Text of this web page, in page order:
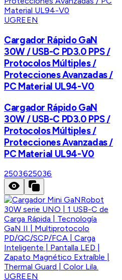
UGREEN
Cargador Rápido GaN
30W / USB-C PD3.0 PPS /
Protocolos Múltiples /
Protecciones Avanzadas /
PC Material UL94-V0
Cargador Rápido GaN
30W / USB-C PD3.0 PPS /
Protocolos Múltiples /
Protecciones Avanzadas /
PC Material UL94-V0
2503625036
UGREEN